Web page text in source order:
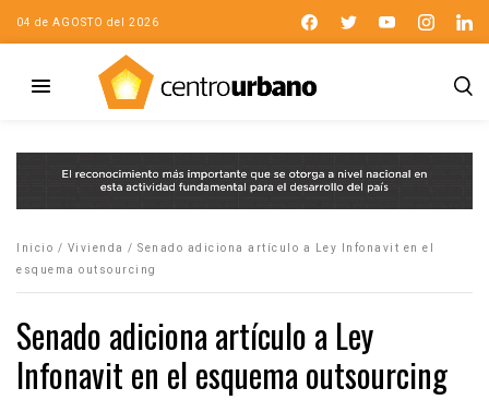
04 de AGOSTO del 2026
Inicio / Vivienda / Senado adiciona artículo a Ley Infonavit en el
esquema outsourcing
Senado adiciona artículo a Ley
Infonavit en el esquema outsourcing